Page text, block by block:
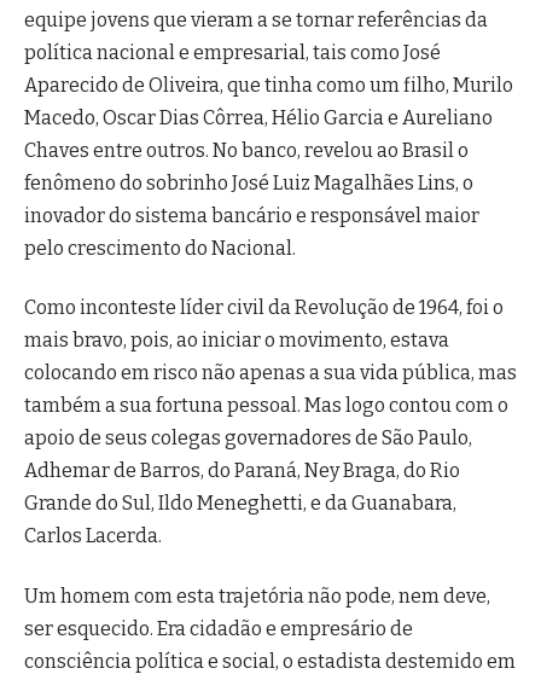
equipe jovens que vieram a se tornar referências da
política nacional e empresarial, tais como José
Aparecido de Oliveira, que tinha como um filho, Murilo
Macedo, Oscar Dias Côrrea, Hélio Garcia e Aureliano
Chaves entre outros. No banco, revelou ao Brasil o
fenômeno do sobrinho José Luiz Magalhães Lins, o
inovador do sistema bancário e responsável maior
pelo crescimento do Nacional.
Como inconteste líder civil da Revolução de 1964, foi o
mais bravo, pois, ao iniciar o movimento, estava
colocando em risco não apenas a sua vida pública, mas
também a sua fortuna pessoal. Mas logo contou com o
apoio de seus colegas governadores de São Paulo,
Adhemar de Barros, do Paraná, Ney Braga, do Rio
Grande do Sul, Ildo Meneghetti, e da Guanabara,
Carlos Lacerda.
Um homem com esta trajetória não pode, nem deve,
ser esquecido. Era cidadão e empresário de
consciência política e social, o estadista destemido em